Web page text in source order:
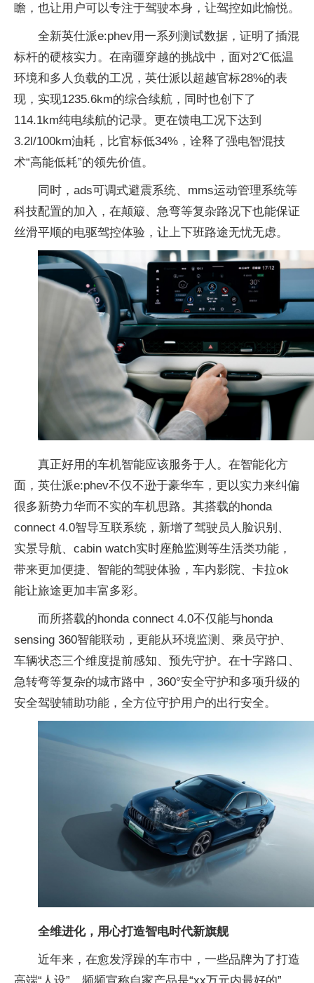
瞻，也让用户可以专注于驾驶本身，让驾控如此愉悦。
全新英仕派e:phev用一系列测试数据，证明了插混
标杆的硬核实力。在南疆穿越的挑战中，面对2℃低温
环境和多人负载的工况，英仕派以超越官标28%的表
现，实现1235.6km的综合续航，同时也创下了
114.1km纯电续航的记录。更在馈电工况下达到
3.2l/100km油耗，比官标低34%，诠释了强电智混技
术“高能低耗”的领先价值。
同时，ads可调式避震系统、mms运动管理系统等
科技配置的加入，在颠簸、急弯等复杂路况下也能保证
丝滑平顺的电驱驾控体验，让上下班路途无忧无虑。
真正好用的车机智能应该服务于人。在智能化方
面，英仕派e:phev不仅不逊于豪华车，更以实力来纠偏
很多新势力华而不实的车机思路。其搭载的honda
connect 4.0智导互联系统，新增了驾驶员人脸识别、
实景导航、cabin watch实时座舱监测等生活类功能，
带来更加便捷、智能的驾驶体验，车内影院、卡拉ok
能让旅途更加丰富多彩。
而所搭载的honda connect 4.0不仅能与honda
sensing 360智能联动，更能从环境监测、乘员守护、
车辆状态三个维度提前感知、预先守护。在十字路口、
急转弯等复杂的城市路中，360°安全守护和多项升级的
安全驾驶辅助功能，全方位守护用户的出行安全。
全维进化，用心打造智电时代新旗舰
近年来，在愈发浮躁的车市中，一些品牌为了打造
高端“人设”，频频宣称自家产品是“xx万元内最好的”，